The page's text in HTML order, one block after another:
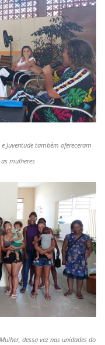
Juventude também ofereceram
mulheres
dessa vez nas unidades do